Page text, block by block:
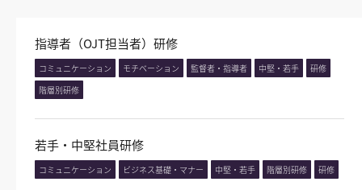
指導者（OJT担当者）研修
コミュニケーション モチベーション 監督者・指導者 中堅・若手
研修
階層別研修
若手・中堅社員研修
コミュニケーション ビジネス基礎・マナー 中堅・若手 階層別研修 研修